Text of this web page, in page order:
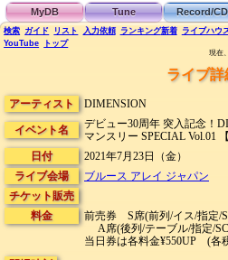
MyDB Tune Record/CD
検索 ガイド リスト 入力依頼 ランキング新着 ライブハウ
YouTube
トップ
現在
ライブ詳
アーティスト DIMENSION
イベント名
デビュー30周年 突入記念！
マンスリー SPECIAL Vol.01 【
日付
2021年7月23日（金）
ライブ会場
ブルース アレイ ジャパン
チケット販売
料金
前売券 S席(前列/イス/指定/
A席(後列/テーブル/指定/SC
当日券は各料金¥550UP (各